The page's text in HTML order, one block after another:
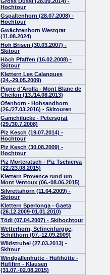
Hochtour
Gspaltenhorn (28.07.2008) -
Hochtour
Gwächtenhorn Westgrat
(11.08.2024)
Hoh Brisen (30.03.2007) -
Skitour
Höch Pfaffen (16.02.2008) -
Skitour
Klettern Les Calanques
(24.-29.05.2009)
Pigne d'Arolla - Mont Blanc de
Cheilon (13./14.08.2013)
Ofenhorn - Hohsandhorn
(26./27.03.2016) - Skitouren
Gamchilücke - Petersgrat
(29./30.7.2008)
Piz Kesch (19.07.2014) -
Hochtour
Piz Kesch (30.08.2009) -
Hochtour
Piz Morteratsch - Piz Tschierva
(22./23.08.2015)
Klettern Provence rund um
Mont Ventoux (06.-08.06.2015)
Silvrettahorn (11.04.2009) -
Skitour
Klettern Sperlonga - Gaeta
(26.12.2009-01.01.2010)
Tödi (07.04.2007) - Skihochtour
Wetterhorn, Sefinenfurgge,
Schilthorn (07.-12.09.2009)
Wildstrubel (27.03.2013) -
Skitour
Windgällenhütte - Hüfihütte -
Hüfifirn - Klausen
(31.07.-02.08.2015)